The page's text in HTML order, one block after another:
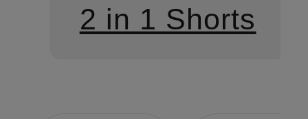
2 in 1 Shorts